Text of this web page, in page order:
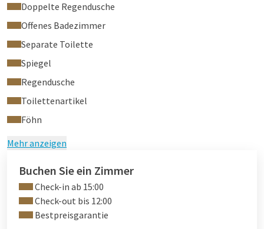
Flachbildfernseher, großen Schreibtisch, Safe, kostenlosen
Internetzugang und wifi, kostenlose Vorrichtung zur
Zubereitung von Espresso Kaffee und Tee, Flachbildfernseher
Chaise Longue und Terrasse.
Doppelte Regendusche
Offenes Badezimmer
Separate Toilette
Spiegel
Regendusche
Toilettenartikel
Föhn
Mehr anzeigen
Buchen Sie ein Zimmer
Check-in ab 15:00
Check-out bis 12:00
Bestpreisgarantie